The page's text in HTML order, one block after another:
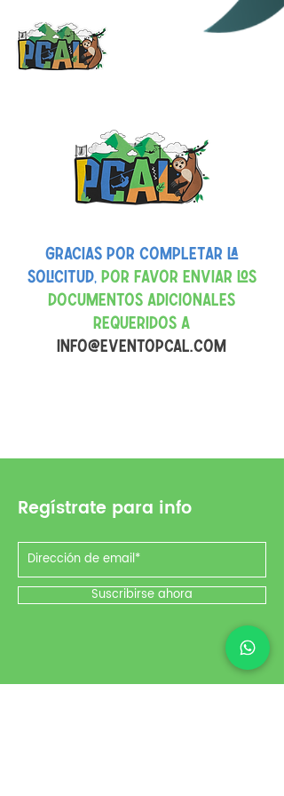
GRACIAS POR COMPLETAR LA
SOLICITUD,POR FAVOR ENVIAR LOS
DOCUMENTOS ADICIONALES
REQUERIDOS A
INFO@EVENTOPCAL.COM
Regístrate para info
Suscribirse ahora
Redes